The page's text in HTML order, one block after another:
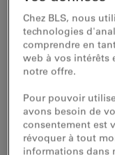
Demande
de billets
l’application
Ce formulaire
demande de
Chez BLS, nous
technologies
comprendre en
web à vos intérêts
notre offre.
Pour pouvoir
avons besoin de
consentement est
révoquer à tout
informations dans